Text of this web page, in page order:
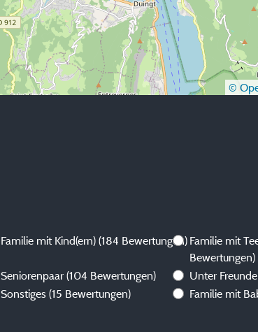
©
Familie mit Kind(ern) (184 Bewertungen) Familie mit
Bewertungen)
Seniorenpaar (104 Bewertungen) Unter
Sonstiges (15 Bewertungen) Familie mit